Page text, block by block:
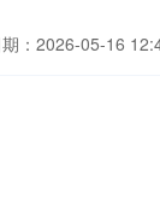
期：2026-05-16